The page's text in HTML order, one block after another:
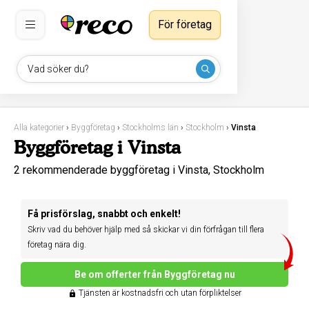
Vad söker du?
För företag
Alla kategorier › Byggföretag › Stockholms län › Stockholm › Vinsta
Byggföretag i Vinsta
2 rekommenderade byggföretag i Vinsta, Stockholm
Få prisförslag, snabbt och enkelt!
Skriv vad du behöver hjälp med så skickar vi din förfrågan till flera
företag nära dig.
Be om offerter från Byggföretag nu
Tjänsten är kostnadsfri och utan förpliktelser